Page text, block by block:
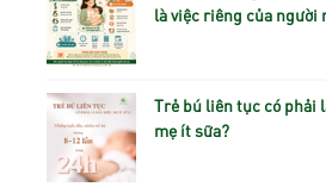
là việc riêng của người
Trẻ bú liên tục có phải
mẹ ít sữa?